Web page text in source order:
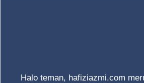
Halo teman, hafiziazmi.com